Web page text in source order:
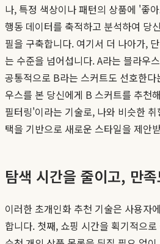
나, 특정 색상이나 패턴의 상품에 '좋
행동 데이터를 축적하고 분석하여 당
필을 구축합니다. 여기서 더 나아가,
는 수준을 넘어섭니다. A라는 블라우
공통적으로 B라는 스커트도 선호한
우스를 본 당신에게 B 스커트를 추천
필터링'이라는 기술로, 나와 비슷한
택을 기반으로 새로운 스타일을 제안
탐색 시간을 줄이고, 만
이러한 초개인화 추천 기술은 사용자
합니다. 첫째, 쇼핑 시간을 획기적으